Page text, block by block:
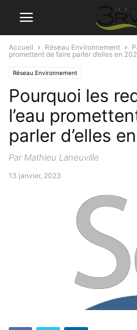
Accueil Réseau Environnement
promettent de faire parler d’elles en
Réseau Environnement
Pourquoi les
l’eau
parler d’elles
Par Mathieu Laneuville
13 janvier, 2023